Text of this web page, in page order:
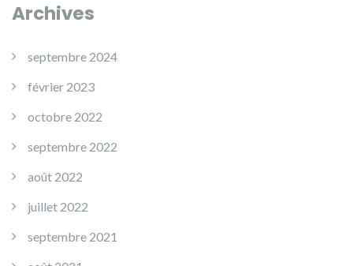
Archives
septembre 2024
février 2023
octobre 2022
septembre 2022
août 2022
juillet 2022
septembre 2021